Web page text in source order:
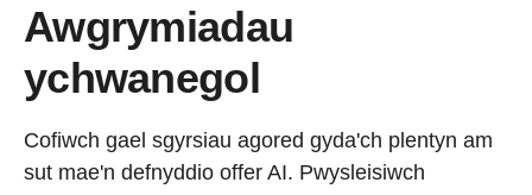
Awgrymiadau
ychwanegol
Cofiwch gael sgyrsiau agored gyda'ch plentyn am
sut mae'n defnyddio offer AI. Pwysleisiwch